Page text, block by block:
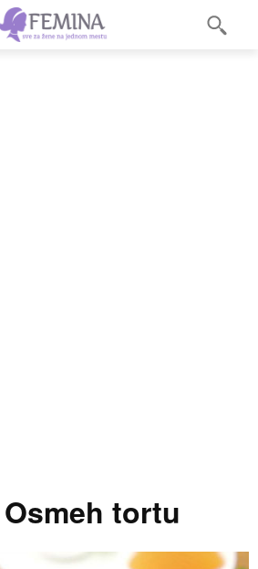
tortu